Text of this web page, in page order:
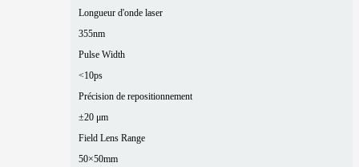
Longueur d'onde laser
355nm
Pulse Width
<10ps
Précision de repositionnement
±20 μm
Field Lens Range
50×50mm